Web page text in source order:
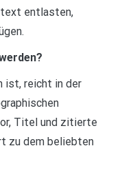
entlasten,
ist, reicht in der
Titel und zitierte
zu dem beliebten